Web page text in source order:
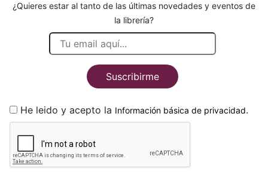
¿Quieres estar al tanto de las últimas novedades y eventos de
la librería?
Suscribirme
He leido y acepto la Información básica de privacidad.